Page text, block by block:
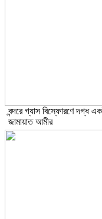
বন্দরে গ্যাস বিস্ফোরণে দগ্ধ
জামায়াত আমীর